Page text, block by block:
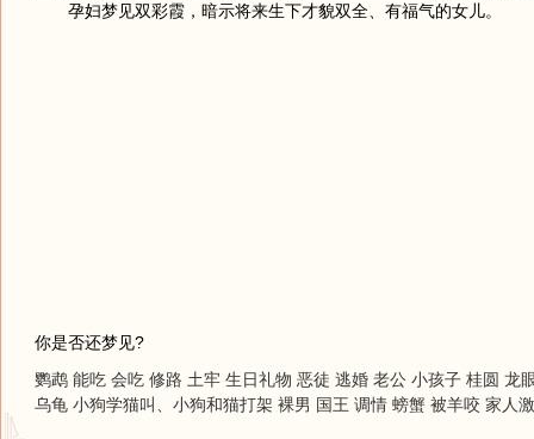
孕妇梦见双彩霞，暗示将来生下才貌双全、有福气的女儿。
你是否还梦见?
鹦鹉 能吃 会吃 修路 土牢 生日礼物 恶徒 逃婚 老公 小孩子 桂圆 龙
乌龟 小狗学猫叫、小狗和猫打架 裸男 国王 调情 螃蟹 被羊咬 家人